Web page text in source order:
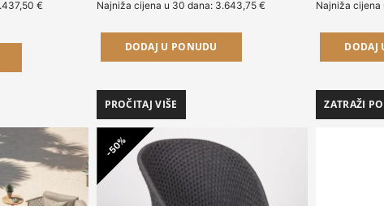
€ Najniža cijena u 30 dana: 3.643,75 €
DODAJ U PONUDU
PROČITAJ VIŠE
Najniža
DODAJ
ZATRAŽI
-50%